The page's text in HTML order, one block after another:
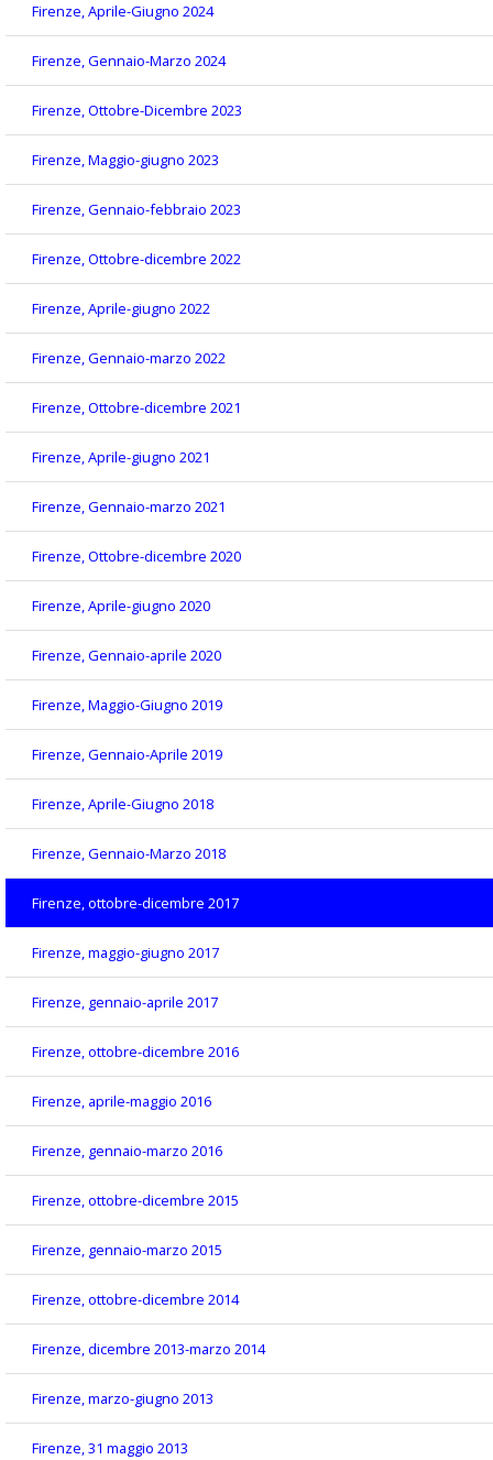
Firenze, Aprile-Giugno 2024
Firenze, Gennaio-Marzo 2024
Firenze, Ottobre-Dicembre 2023
Firenze, Maggio-giugno 2023
Firenze, Gennaio-febbraio 2023
Firenze, Ottobre-dicembre 2022
Firenze, Aprile-giugno 2022
Firenze, Gennaio-marzo 2022
Firenze, Ottobre-dicembre 2021
Firenze, Aprile-giugno 2021
Firenze, Gennaio-marzo 2021
Firenze, Ottobre-dicembre 2020
Firenze, Aprile-giugno 2020
Firenze, Gennaio-aprile 2020
Firenze, Maggio-Giugno 2019
Firenze, Gennaio-Aprile 2019
Firenze, Aprile-Giugno 2018
Firenze, Gennaio-Marzo 2018
Firenze, ottobre-dicembre 2017
Firenze, maggio-giugno 2017
Firenze, gennaio-aprile 2017
Firenze, ottobre-dicembre 2016
Firenze, aprile-maggio 2016
Firenze, gennaio-marzo 2016
Firenze, ottobre-dicembre 2015
Firenze, gennaio-marzo 2015
Firenze, ottobre-dicembre 2014
Firenze, dicembre 2013-marzo 2014
Firenze, marzo-giugno 2013
Firenze, 31 maggio 2013